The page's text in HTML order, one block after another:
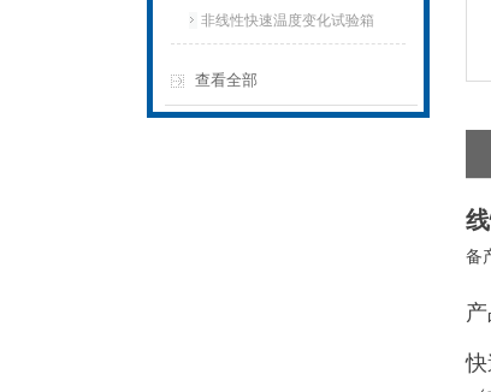
非线性快速温度变化试验箱
查看全部
备